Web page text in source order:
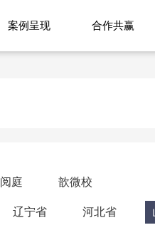
案例呈现 合作共赢
阅庭 歆微校
辽宁省 河北省